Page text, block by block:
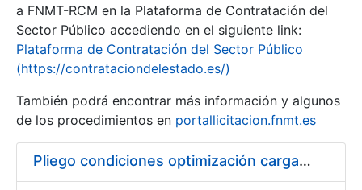
Mostrar/Ocultar
a FNMT-RCM en la Plataforma de Contratación del
Sector Público accediendo en el siguiente link:
Plataforma de Contratación del Sector Público
(https://contrataciondelestado.es/)
También podrá encontrar más información y algunos
de los procedimientos en portallicitacion.fnmt.es
Pliego condiciones optimización cargas compras firmado